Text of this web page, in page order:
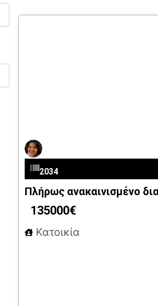
2034
Πλήρως ανακαινισμένο
135000€
Κατοικία